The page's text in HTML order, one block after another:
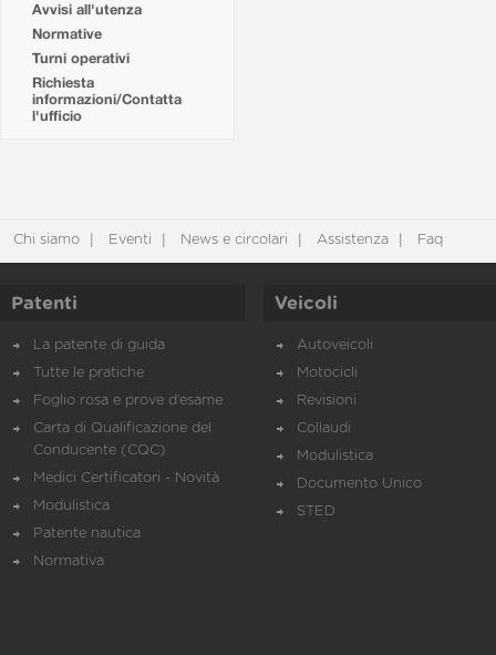
Avvisi all'utenza
Normative
Turni operativi
Richiesta
informazioni/Contatta
l'ufficio
Chi siamo Eventi News e circolari Assistenza Faq
Patenti
La patente di guida
Tutte le pratiche
Foglio rosa e prove d’esame
Carta di Qualificazione del
Conducente (CQC)
Medici Certificatori - Novità
Modulistica
Patente nautica
Normativa
Veicoli
Autoveicoli
Motocicli
Revisioni
Collaudi
Modulistica
Documento Unico
STED